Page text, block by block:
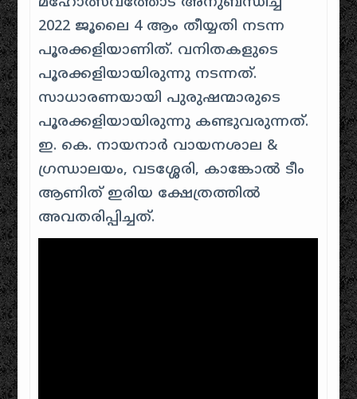
2022 ജൂലൈ 4 ആം തീയ്യതി നടന്ന
പൂരക്കളിയാണിത്. വനിതകളുടെ
പൂരക്കളിയായിരുന്നു നടന്നത്.
സാധാരണയായി പുരുഷന്മാരുടെ
പൂരക്കളിയായിരുന്നു കണ്ടുവരുന്നത്.
ഇ. കെ. നായനാർ വായനശാല &
ഗ്രന്ധാലയം, വടശ്ശേരി, കാങ്കോൽ ടീം
ആണിത് ഇരിയ ക്ഷേത്രത്തിൽ
അവതരിപ്പിച്ചത്.